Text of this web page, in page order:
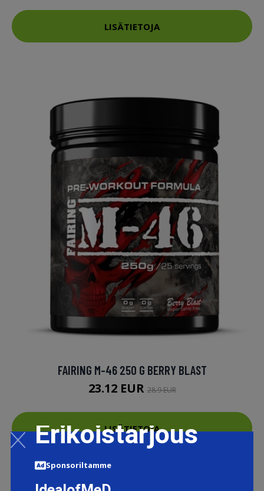
LISÄTIETOJA
FAIRING M-46 250 G BERRY BLAST
23.12 EUR28.9 EUR
LISÄTIETOJA
Erikoistarjous
Sponsoriltamme